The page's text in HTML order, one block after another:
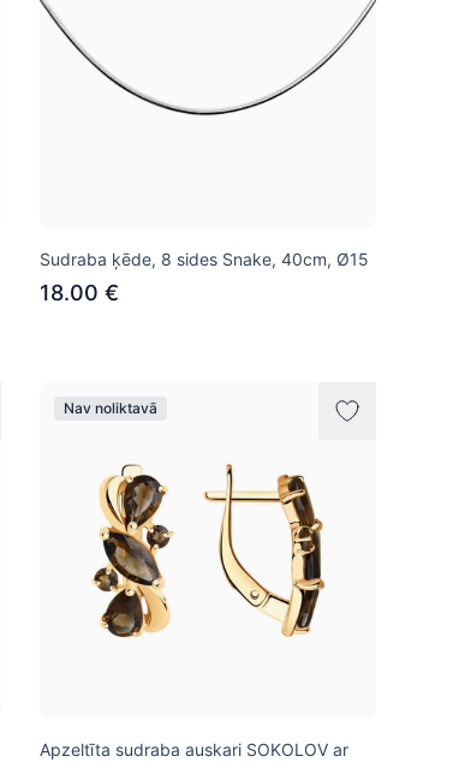
Sudraba ķēde, 8 sides Snake, 40сm, Ø15
18.00 €
Nav noliktavā
Apzeltīta sudraba auskari SOKOLOV ar